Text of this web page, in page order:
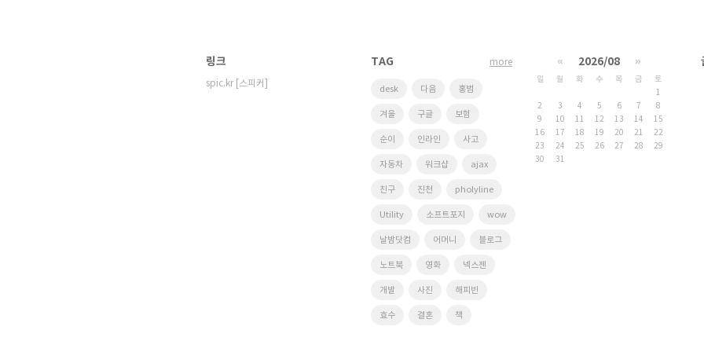
링크
spic.kr [스피커]
TAG
desk 다음 홍범
겨울 구글 보험
순이 인라인 사고
자동차 워크샵 ajax
친구 진천 pholyline
Utility 소프트포지 wow
날밤닷컴 어머니 블로그
노트북 영화 넥스젠
개발 사진 해피빈
효수 결혼 책
more « 2026/08 »
일 월 화 수 목 금
토
1
2
3 4 5 6 7
8
9
10 11 12 13 14
15
16
17 18 19 20 21
22
23
24 25 26 27 28
29
30
31